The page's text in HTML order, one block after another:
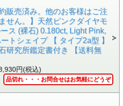
約販売済み。他のお客様はご注
せん。】天然ピンクダイヤモ
ス (裸石) 0.180ct, Light Pink,
トシェイプ 【 タイプ2a型 】
研究所鑑定書付き 【送料無
円(税込)
品切れ・・・お問合せはお気軽にどうぞ